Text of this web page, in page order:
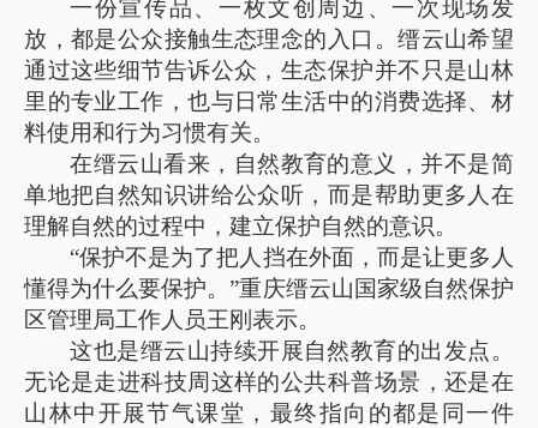
一份宣传品、一枚文创周边、一次现场发
放，都是公众接触生态理念的入口。缙云山希望
通过这些细节告诉公众，生态保护并不只是山林
里的专业工作，也与日常生活中的消费选择、材
料使用和行为习惯有关。
在缙云山看来，自然教育的意义，并不是简
单地把自然知识讲给公众听，而是帮助更多人在
理解自然的过程中，建立保护自然的意识。
“保护不是为了把人挡在外面，而是让更多人
懂得为什么要保护。”重庆缙云山国家级自然保护
区管理局工作人员王刚表示。
这也是缙云山持续开展自然教育的出发点。
无论是走进科技周这样的公共科普场景，还是在
山林中开展节气课堂，最终指向的都是同一件